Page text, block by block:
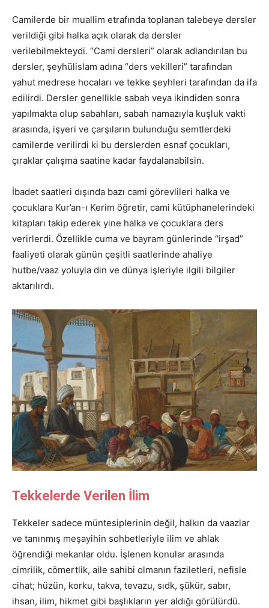
Camilerde bir muallim etrafında toplanan talebeye dersler
verildiği gibi halka açık olarak da dersler
verilebilmekteydi. “Cami dersleri” olarak adlandırılan bu
dersler, şeyhülislam adına “ders vekilleri” tarafından
yahut medrese hocaları ve tekke şeyhleri tarafından da ifa
edilirdi. Dersler genellikle sabah veya ikindiden sonra
yapılmakta olup sabahları, sabah namazıyla kuşluk vakti
arasında, işyeri ve çarşıların bulunduğu semtlerdeki
camilerde verilirdi ki bu derslerden esnaf çocukları,
çıraklar çalışma saatine kadar faydalanabilsin.
İbadet saatleri dışında bazı cami görevlileri halka ve
çocuklara Kur’an-ı Kerim öğretir, cami kütüphanelerindeki
kitapları takip ederek yine halka ve çocuklara ders
verirlerdi. Özellikle cuma ve bayram günlerinde “irşad”
faaliyeti olarak günün çeşitli saatlerinde ahaliye
hutbe/vaaz yoluyla din ve dünya işleriyle ilgili bilgiler
aktarılırdı.
Tekkelerde Verilen İlim
Tekkeler sadece müntesiplerinin değil, halkın da vaazlar
ve tanınmış meşayihin sohbetleriyle ilim ve ahlak
öğrendiği mekanlar oldu. İşlenen konular arasında
cimrilik, cömertlik, aile sahibi olmanın faziletleri, nefisle
cihat; hüzün, korku, takva, tevazu, sıdk, şükür, sabır,
ihsan, ilim, hikmet gibi başlıkların yer aldığı görülürdü.